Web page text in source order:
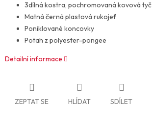
3dílná kostra, pochromovaná kovová tyč
Matná černá plastová rukojeť
Poniklované koncovky
Potah z polyester-pongee
Detailní informace
ZEPTAT SE HLÍDAT SDÍLET